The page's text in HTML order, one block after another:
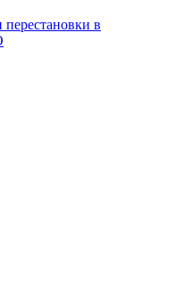
перестановки в